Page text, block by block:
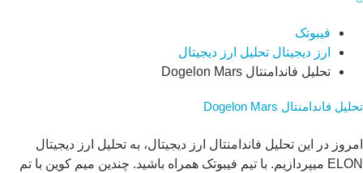
فیبوتک
ارز دیجیتال تحلیل ارز دیجیتال
تحلیل فاندامنتال Dogelon Mars
تحلیل فاندامنتال Dogelon Mars
امروز در این تحلیل فاندامنتال ارز دیجیتال، به تحلیل ارز دیجیتال
ELON میپردازیم. با تیم فیبوتک همراه باشید. چندین میم کوین با تم